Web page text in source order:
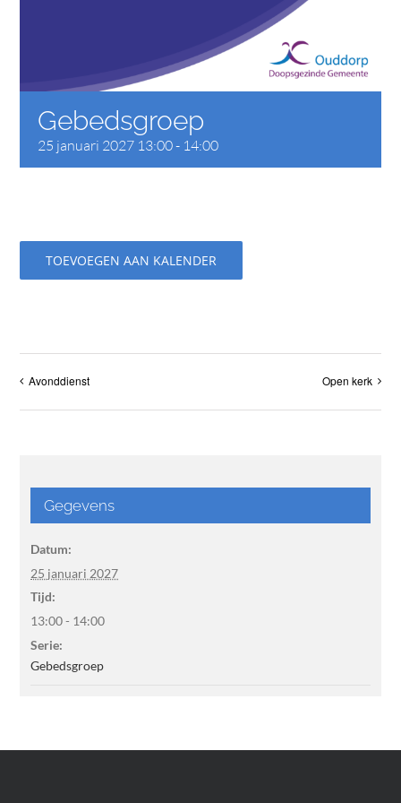
Gebedsgroep
25 januari 2027 13:00- 14:00
TOEVOEGEN AAN KALENDER
Avonddienst Open kerk
Gegevens
Datum:
25 januari 2027
Tijd:
13:00 - 14:00
Serie:
Gebedsgroep